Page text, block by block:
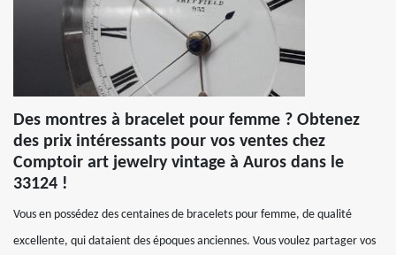
Des montres à bracelet pour femme ? Obtenez
des prix intéressants pour vos ventes chez
Comptoir art jewelry vintage à Auros dans le
33124 !
Vous en possédez des centaines de bracelets pour femme, de qualité
excellente, qui dataient des époques anciennes. Vous voulez partager vos